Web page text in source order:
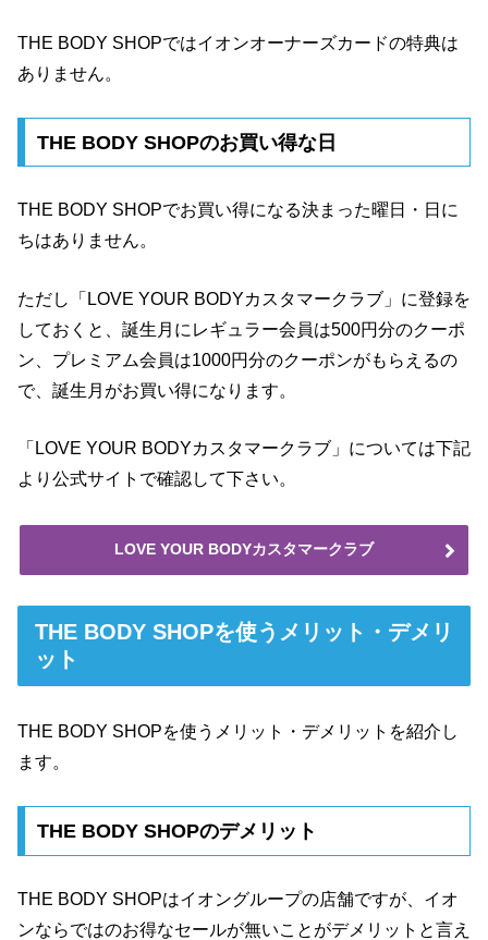
THE BODY SHOPではイオンオーナーズカードの特典は
ありません。
THE BODY SHOPのお買い得な日
THE BODY SHOPでお買い得になる決まった曜日・日に
ちはありません。
ただし「LOVE YOUR BODYカスタマークラブ」に登録を
しておくと、誕生月にレギュラー会員は500円分のクーポ
ン、プレミアム会員は1000円分のクーポンがもらえるの
で、誕生月がお買い得になります。
「LOVE YOUR BODYカスタマークラブ」については下記
より公式サイトで確認して下さい。
LOVE YOUR BODYカスタマークラブ
THE BODY SHOPを使うメリット・デメリ
ット
THE BODY SHOPを使うメリット・デメリットを紹介し
ます。
THE BODY SHOPのデメリット
THE BODY SHOPはイオングループの店舗ですが、イオ
ンならではのお得なセールが無いことがデメリットと言え